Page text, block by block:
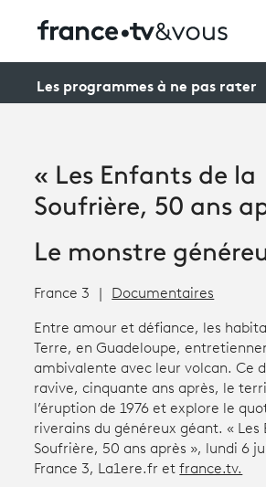
Avantages fidélité
Creators
Participer et assister à une émission
Productions et innovation
Programme tv
Les programmes à ne pas rater
« Les Enfants de la
Soufrière, 50 ans
Le monstre
France 3 Documentaires
Entre amour et défiance, les
Terre, en Guadeloupe,
ambivalente avec leur volcan. Ce
ravive, cinquante ans après, le
l’éruption de 1976 et explore le
riverains du généreux géant. « Les
Soufrière, 50 ans après », lundi 6
France 3, La1ere.fr etfrance.tv.